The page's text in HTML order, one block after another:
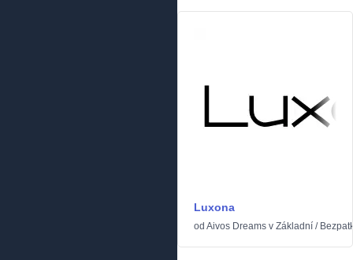
Luxona
od Aivos Dreams v Základní /